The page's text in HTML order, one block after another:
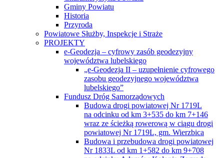
Gminy Powiatu
Historia
Przyroda
Powiatowe Służby, Inspekcje i Straże
PROJEKTY
e-Geodezja – cyfrowy zasób geodezyjny
województwa lubelskiego
„e-Geodezja II – uzupełnienie cyfrowego
zasobu geodezyjnego województwa
lubelskiego”
Fundusz Dróg Samorządowych
Budowa drogi powiatowej Nr 1719L
na odcinku od km 3+535 do km 7+146
wraz ze ścieżką rowerową w ciągu drogi
powiatowej Nr 1719L, gm. Wierzbica
Budowa i przebudowa drogi powiatowej
Nr 1833L od km 1+582 do km 9+708